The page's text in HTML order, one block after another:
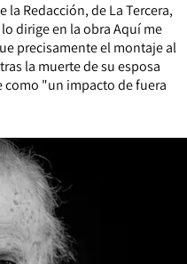
la Redacción, de La Tercera,
dirige en la obra Aquí me
precisamente el montaje al
la muerte de su esposa
como "un impacto de fuera